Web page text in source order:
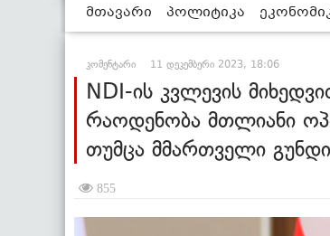
მთავარი პოლიტიკა
კომენტარი 11 დეკემბერი 2023, 18:06
NDI-ის კვლევის
რაოდენობა მთლიანი
თუმცა მმართველი
855